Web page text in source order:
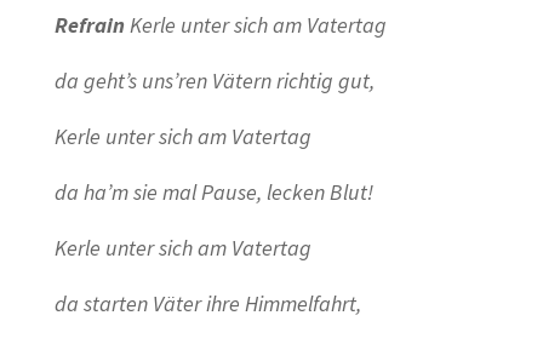
RefrainKerle unter sich am Vatertag
da geht’s uns’ren Vätern richtig gut,
Kerle unter sich am Vatertag
da ha’m sie mal Pause, lecken Blut!
Kerle unter sich am Vatertag
da starten Väter ihre Himmelfahrt,